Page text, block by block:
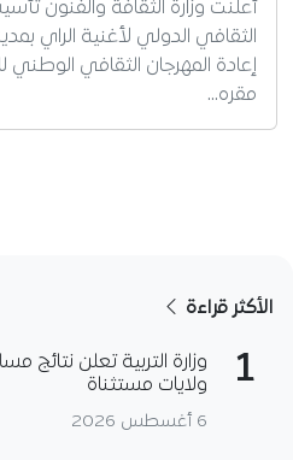
أعلنت وزارة الثقافة والفنون
الثقافي الدولي لأغنية الراي
إعادة المهرجان الثقافي الوطني
مقره…
الأكثر قراءة
1
ولايات مستثناة
6 أغسطس 2026